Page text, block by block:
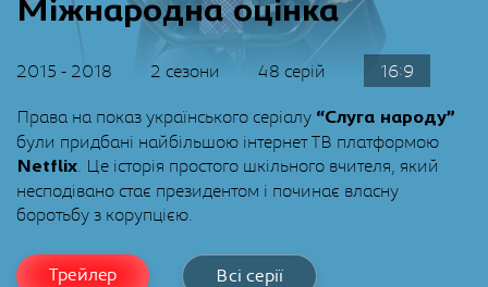
Міжнародна оцінка
2015 - 2018 2 сезони 48 серій 16:9
Права на показ українського серіалу “Слуга народу”
були придбані найбільшою інтернет ТВ платформою
Netflix. Це історія простого шкільного вчителя, який
несподівано стає президентом і починає власну
боротьбу з корупцією.
Трейлер Всі серії